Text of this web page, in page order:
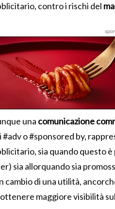
contro i rischi del
una comunicazione
#adv o #sponsored by,
sia quando questo
sia allorquando sia
cambio di una utilità,
maggiore visibilità